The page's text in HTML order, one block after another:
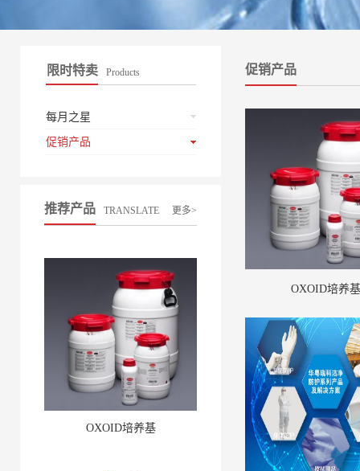
限时特卖 Products
每月之星
促销产品
推荐产品 TRANSLATE 更多>
OXOID培养基
LGC能力验证每月精选
More
促销产品
OXOID培养基